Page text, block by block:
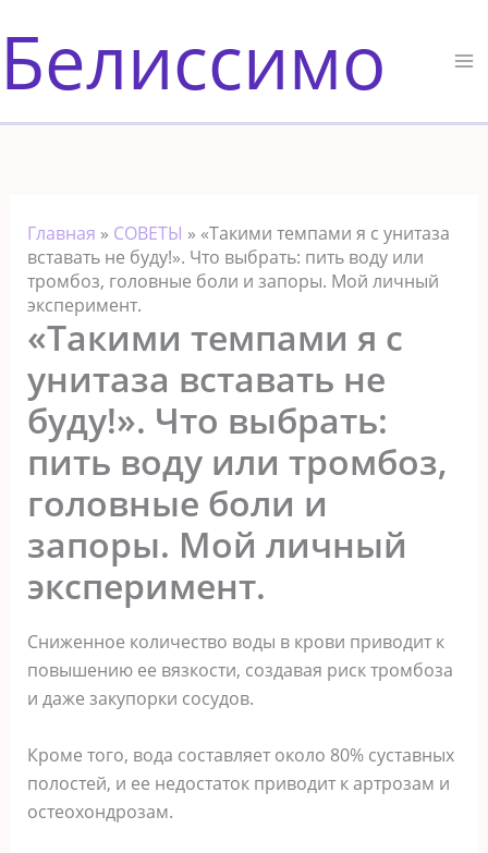
к
содержимому
Белиссимо
Главная » СОВЕТЫ » «Такими темпами я с унитаза
вставать не буду!». Что выбрать: пить воду или
тромбоз, головные боли и запоры. Мой личный
эксперимент.
«Такими темпами я с
унитаза вставать не
буду!». Что выбрать:
пить воду или тромбоз,
головные боли и
запоры. Мой личный
эксперимент.
Сниженное количество воды в крови приводит к
повышению ее вязкости, создавая риск тромбоза
и даже закупорки сосудов.
Кроме того, вода составляет около 80% суставных
полостей, и ее недостаток приводит к артрозам и
остеохондрозам.